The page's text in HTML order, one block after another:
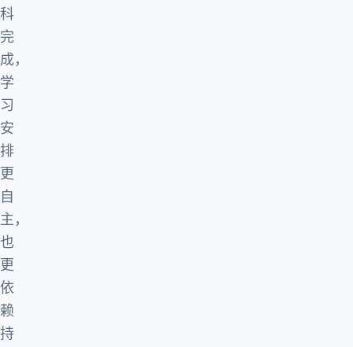
科
完
成，
学
习
安
排
更
自
主，
也
更
依
赖
持